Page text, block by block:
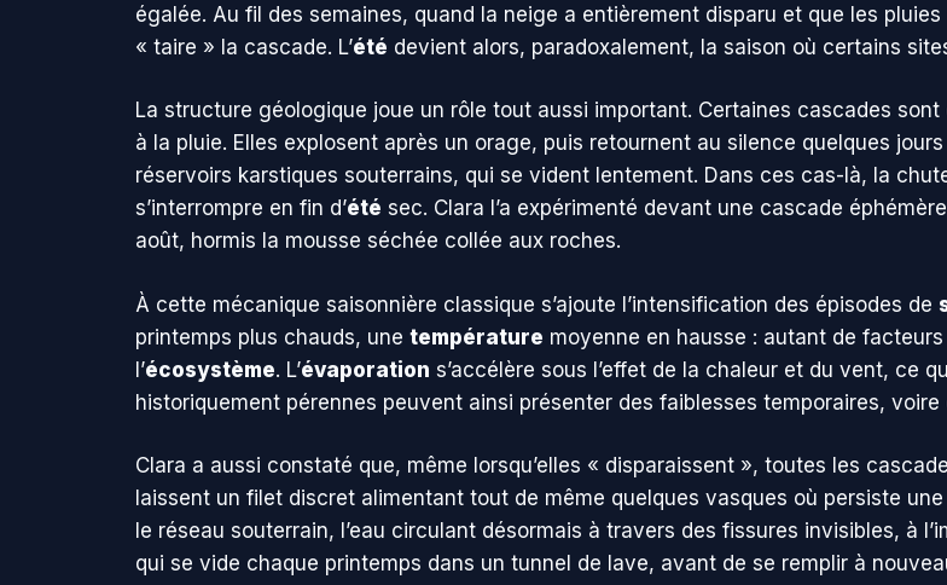
égalée. Au fil des semaines, quand la neige a entièrement disparu et que les
« taire » la cascade. L’été devient alors, paradoxalement, la saison où certains
La structure géologique joue un rôle tout aussi important. Certaines cascades
à la pluie. Elles explosent après un orage, puis retournent au silence quelques
réservoirs karstiques souterrains, qui se vident lentement. Dans ces cas-là, la
s’interrompre en fin d’été sec. Clara l’a expérimenté devant une cascade
août, hormis la mousse séchée collée aux roches.
À cette mécanique saisonnière classique s’ajoute l’intensification des épisodes de
printemps plus chauds, une température moyenne en hausse : autant de
l’écosystème. L’évaporation s’accélère sous l’effet de la chaleur et du vent, ce
historiquement pérennes peuvent ainsi présenter des faiblesses temporaires,
Clara a aussi constaté que, même lorsqu’elles « disparaissent », toutes les
laissent un filet discret alimentant tout de même quelques vasques où persiste
le réseau souterrain, l’eau circulant désormais à travers des fissures invisibles, à
qui se vide chaque printemps dans un tunnel de lave, avant de se remplir à